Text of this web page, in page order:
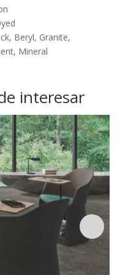
Beryl, Granite,
Mineral
interesar